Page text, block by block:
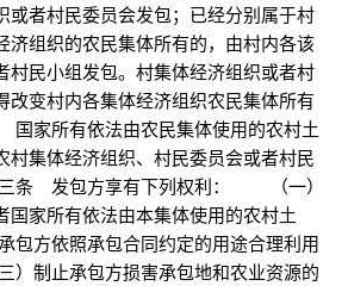
或者村民委员会发包；已经分别属于村
济组织的农民集体所有的，由村内各该
村民小组发包。村集体经济组织或者村
改变村内各集体经济组织农民集体所有
家所有依法由农民集体使用的农村土
村集体经济组织、村民委员会或者村民
发包方享有下列权利： （一）
国家所有依法由本集体使用的农村土
方依照承包合同约定的用途合理利用
制止承包方损害承包地和农业资源的